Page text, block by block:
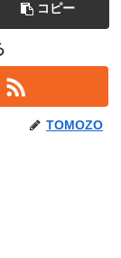
コピー
TOMOZO